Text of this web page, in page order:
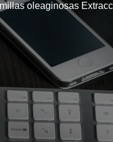
oleaginosas